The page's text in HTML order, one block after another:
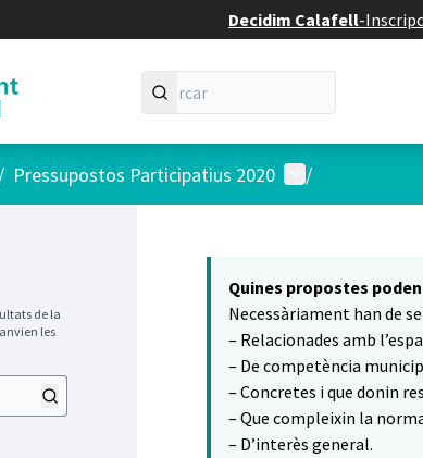
Decidim Calafell-
/ Pressupostos Participatius 2020 Menú d'usuari
/
de la
les
Quines propostes
Necessàriament han de
– Relacionades amb
– De competència
– Concretes i que donin
– Que compleixin la
– D’interès general.